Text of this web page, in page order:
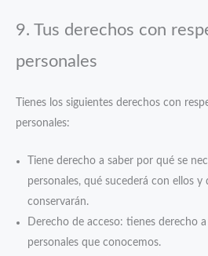
9. Tus derechos con
personales
Tienes los siguientes derechos con
personales:
Tiene derecho a saber por qué se
personales, qué sucederá con ellos
conservarán.
Derecho de acceso: tienes derecho
personales que conocemos.